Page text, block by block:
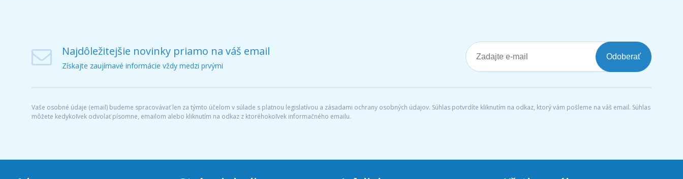
Najdôležitejšie novinky priamo na váš email
Získajte zaujímavé informácie vždy medzi prvými
Odoberať
Vaše osobné údaje (email) budeme spracovávať len za týmto účelom v súlade s platnou legislatívou a zásadami ochrany osobných údajov. Súhlas potvrdíte kliknutím na odkaz, ktorý vám pošleme na váš email. Súhlas
môžete kedykoľvek odvolať písomne, emailom alebo kliknutím na odkaz z ktoréhokoľvek informačného emailu.